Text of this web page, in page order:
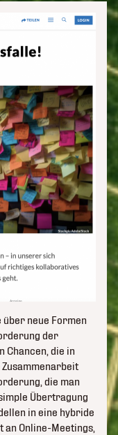
neue Formen
der
Chancen, die in
die man
Übertragung
in eine hybride
an Online-Meetings,